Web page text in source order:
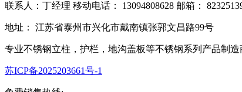
联系人：丁经理 移动电话： 13094808628 邮箱：
地址： 江苏省泰州市兴化市戴南镇张郭文昌路99号
专业不锈钢立柱，护栏，地沟盖板等不锈钢系列产品制造
苏ICP备2025203661号-1